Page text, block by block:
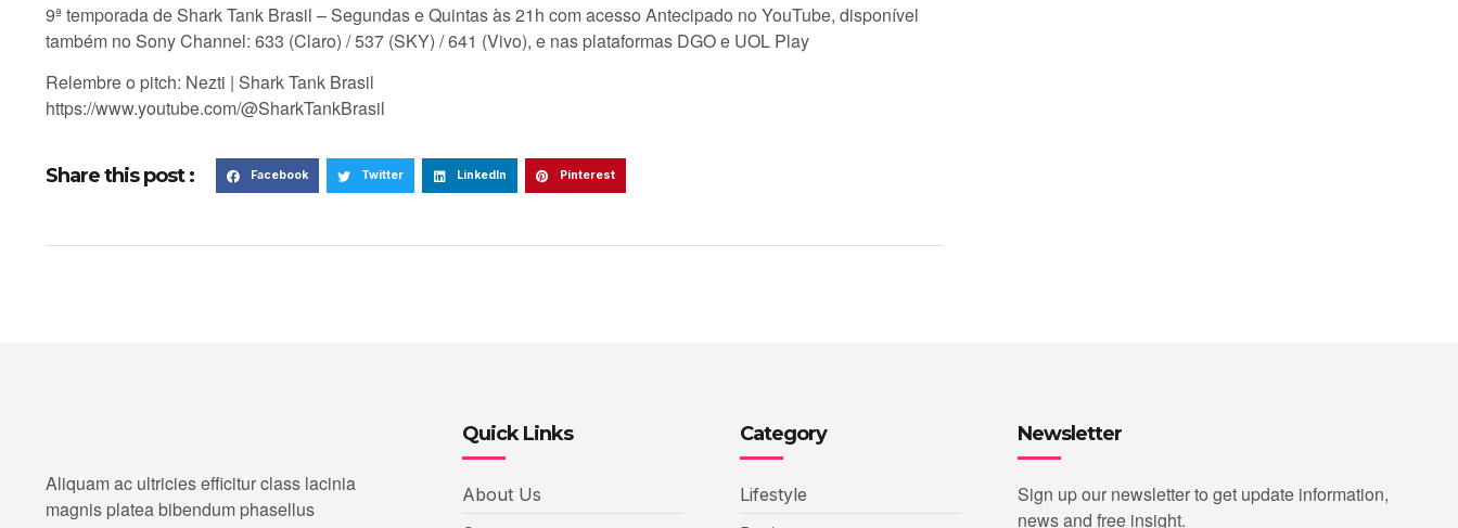
9ª temporada de Shark Tank Brasil – Segundas e Quintas às 21h com acesso Antecipado no YouTube, disponível
também no Sony Channel: 633 (Claro) / 537 (SKY) / 641 (Vivo), e nas plataformas DGO e UOL Play
Relembre o pitch: Nezti | Shark Tank Brasil
https://www.youtube.com/@SharkTankBrasil
Share this post : Facebook Twitter LinkedIn Pinterest
Aliquam ac ultricies efficitur class lacinia
magnis platea bibendum phasellus
Quick Links
About Us
Category
Lifestyle
Newsletter
Sign up our newsletter to get update information,
news and free insight.